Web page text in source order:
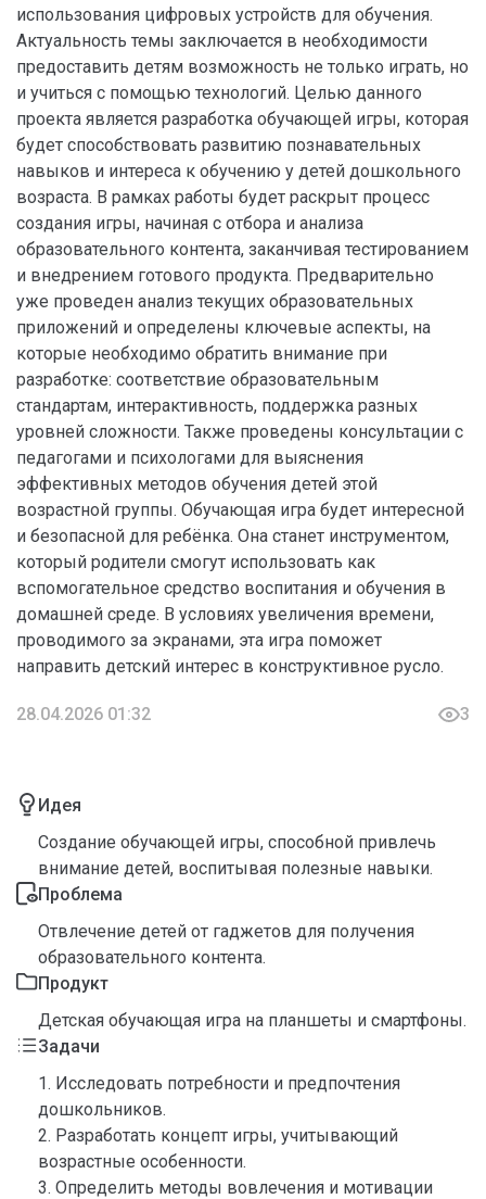
использования цифровых устройств для обучения.
Актуальность темы заключается в необходимости
предоставить детям возможность не только играть, но
и учиться с помощью технологий. Целью данного
проекта является разработка обучающей игры, которая
будет способствовать развитию познавательных
навыков и интереса к обучению у детей дошкольного
возраста. В рамках работы будет раскрыт процесс
создания игры, начиная с отбора и анализа
образовательного контента, заканчивая тестированием
и внедрением готового продукта. Предварительно
уже проведен анализ текущих образовательных
приложений и определены ключевые аспекты, на
которые необходимо обратить внимание при
разработке: соответствие образовательным
стандартам, интерактивность, поддержка разных
уровней сложности. Также проведены консультации с
педагогами и психологами для выяснения
эффективных методов обучения детей этой
возрастной группы. Обучающая игра будет интересной
и безопасной для ребёнка. Она станет инструментом,
который родители смогут использовать как
вспомогательное средство воспитания и обучения в
домашней среде. В условиях увеличения времени,
проводимого за экранами, эта игра поможет
направить детский интерес в конструктивное русло.
28.04.2026 01:32 3
Идея
Создание обучающей игры, способной привлечь
внимание детей, воспитывая полезные навыки.
Проблема
Отвлечение детей от гаджетов для получения
образовательного контента.
Продукт
Детская обучающая игра на планшеты и смартфоны.
Задачи
1. Исследовать потребности и предпочтения
дошкольников.
2. Разработать концепт игры, учитывающий
возрастные особенности.
3. Определить методы вовлечения и мотивации